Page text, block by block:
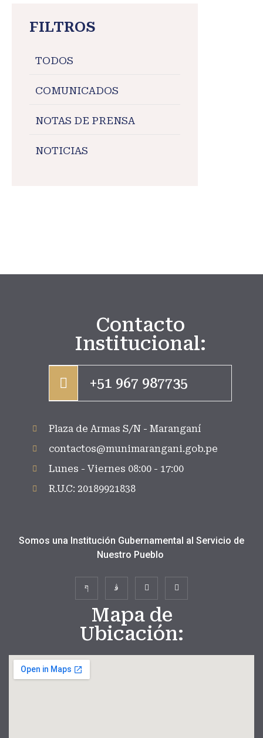
FILTROS
TODOS
COMUNICADOS
NOTAS DE PRENSA
NOTICIAS
Contacto
Institucional:
+51 967 987735
Plaza de Armas S/N - Maranganí
contactos@munimarangani.gob.pe
Lunes - Viernes 08:00 - 17:00
R.U.C: 20189921838
Somos una Institución Gubernamental al Servicio de
Nuestro Pueblo
Mapa de
Ubicación: